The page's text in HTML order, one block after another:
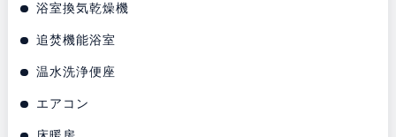
浴室換気乾燥機
追焚機能浴室
温水洗浄便座
エアコン